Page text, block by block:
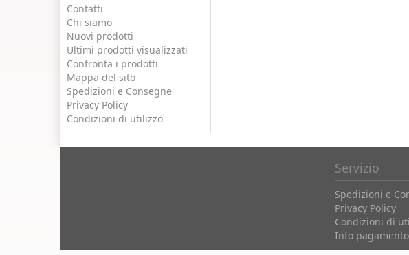
Contatti
Chi siamo
Nuovi prodotti
Ultimi prodotti visualizzati
Confronta i prodotti
Mappa del sito
Spedizioni e Consegne
Privacy Policy
Condizioni di utilizzo
Servizio
Spedizioni e
Privacy Policy
Condizioni di
Info pagamento